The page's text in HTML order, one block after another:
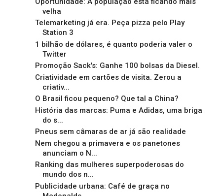
velha
Telemarketing já era. Peça pizza pelo Play
Station 3
1 bilhão de dólares, é quanto poderia valer o
Twitter
Promoção Sack's: Ganhe 100 bolsas da Diesel.
Criatividade em cartões de visita. Zerou a
criativ...
O Brasil ficou pequeno? Que tal a China?
História das marcas: Puma e Adidas, uma briga
do s...
Pneus sem câmaras de ar já são realidade
Nem chegou a primavera e os panetones
anunciam o N...
Ranking das mulheres superpoderosas do
mundo dos n...
Publicidade urbana: Café de graça no